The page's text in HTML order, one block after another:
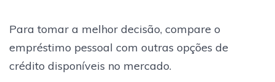
Para tomar a melhor decisão, compare o
empréstimo pessoal com outras opções de
crédito disponíveis no mercado.